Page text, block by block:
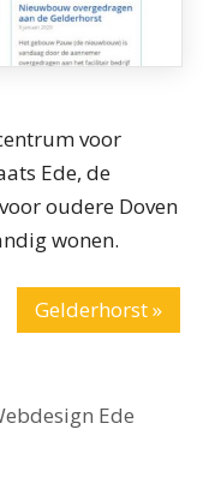
voor
Ede, de
oudere Doven
wonen.
Gelderhorst »
Ede